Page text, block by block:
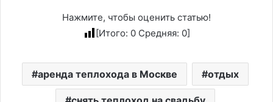
Нажмите, чтобы оценить статью!
[Итого: 0Средняя: 0]
аренда теплохода в Москве отдых